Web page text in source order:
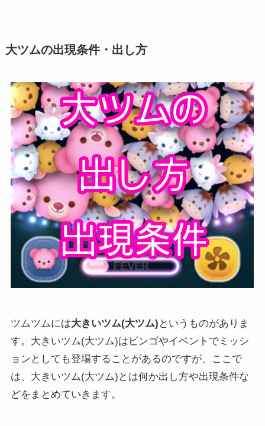
大ツムの出現条件・出し方
ツムツムには大きいツム(大ツム) というものがありま
す。大きいツム(大ツム)はビンゴやイベントでミッシ
ョンとしても登場することがあるのですが、ここで
は、大きいツム(大ツム)とは何か出し方や出現条件な
どをまとめていきます。